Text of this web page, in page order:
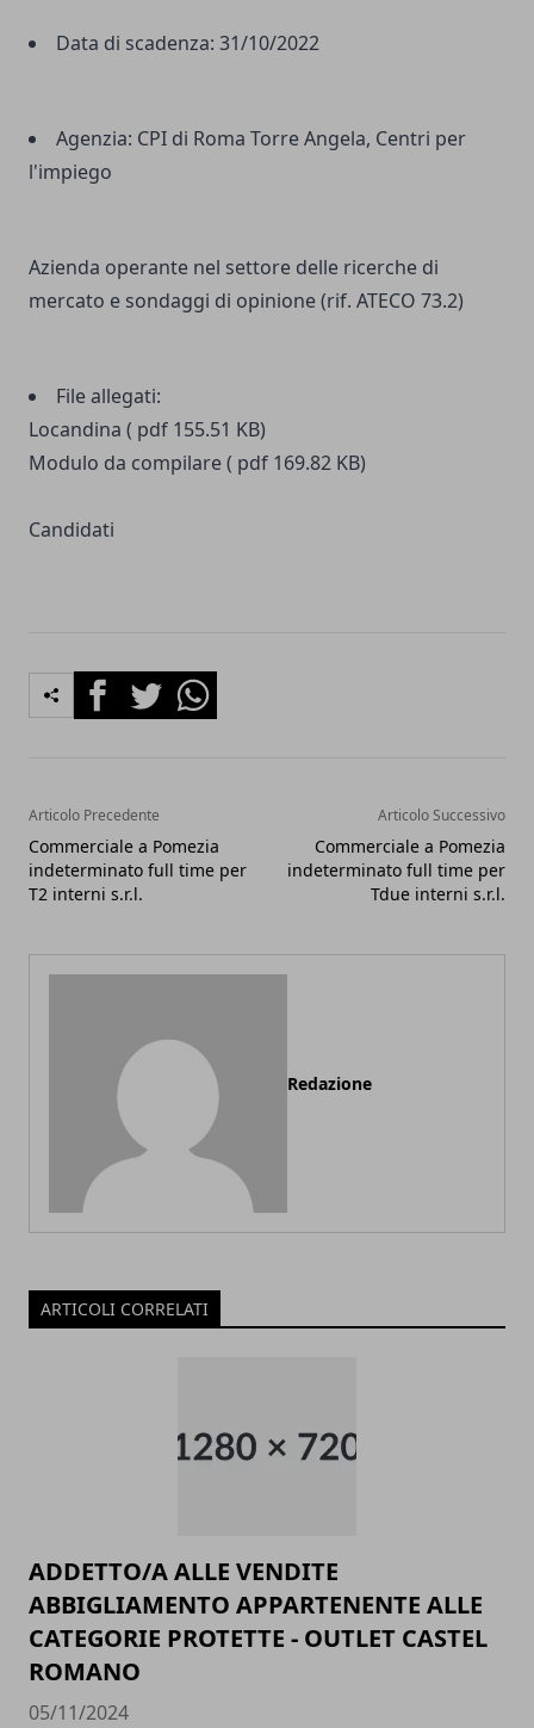
Data di scadenza: 31/10/2022
Agenzia: CPI di Roma Torre Angela, Centri per
l'impiego
Azienda operante nel settore delle ricerche di
mercato e sondaggi di opinione (rif. ATECO 73.2)
File allegati:
Locandina ( pdf 155.51 KB)
Modulo da compilare ( pdf 169.82 KB)
Candidati
FacebookTwitterWhatsapp
Articolo Precedente
Commerciale a Pomezia
indeterminato full time per
T2 interni s.r.l.
Articolo Successivo
Commerciale a Pomezia
indeterminato full time per
Tdue interni s.r.l.
Redazione
ARTICOLI CORRELATI
ADDETTO/A ALLE VENDITE
ABBIGLIAMENTO APPARTENENTE ALLE
CATEGORIE PROTETTE - OUTLET CASTEL
ROMANO
05/11/2024